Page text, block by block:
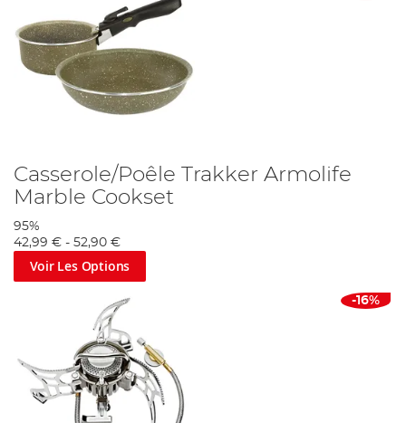
Casserole/Poêle Trakker Armolife
Marble Cookset
95%
42,99 € - 52,90 €
Voir Les Options
-16%